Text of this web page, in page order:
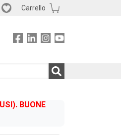
Carrello
BUONE